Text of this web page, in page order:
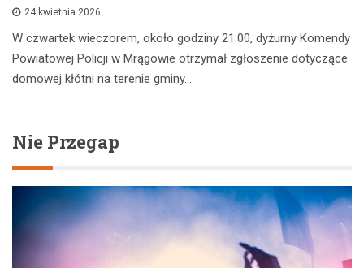
24 kwietnia 2026
W czwartek wieczorem, około godziny 21:00, dyżurny Komendy
Powiatowej Policji w Mrągowie otrzymał zgłoszenie dotyczące
domowej kłótni na terenie gminy…
Nie Przegap